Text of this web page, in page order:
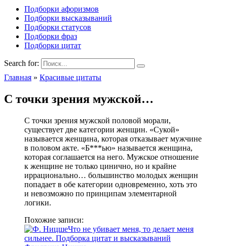
Подборки афоризмов
Подборки высказываний
Подборки статусов
Подборки фраз
Подборки цитат
Search for:
Главная » Красивые цитаты
С точки зрения мужской…
С точки зрения мужской половой морали,
существует две категории женщин. «Сукой»
называется женщина, которая отказывает мужчине
в половом акте. «Б***ью» называется женщина,
которая соглашается на него. Мужское отношение
к женщине не только цинично, но и крайне
иррационально… большинство молодых женщин
попадает в обе категории одновременно, хоть это
и невозможно по принципам элементарной
логики.
Похожие записи:
Что не убивает меня, то делает меня
сильнее. Подборка цитат и высказываний